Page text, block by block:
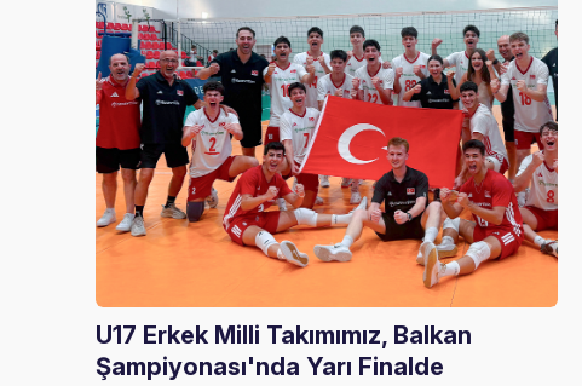
U17 Erkek Milli Takımımız, Balkan
Şampiyonası'nda Yarı Finalde